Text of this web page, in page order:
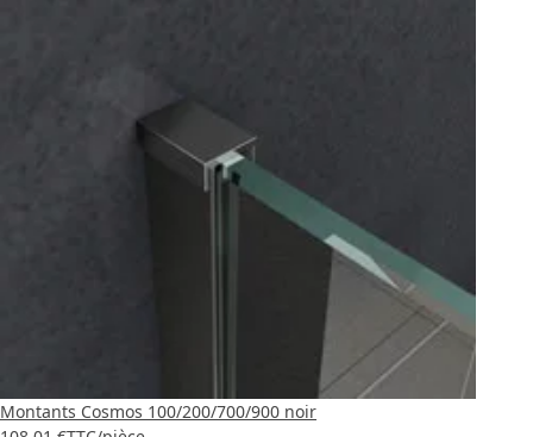
Montants Cosmos 100/200/700/900 noir